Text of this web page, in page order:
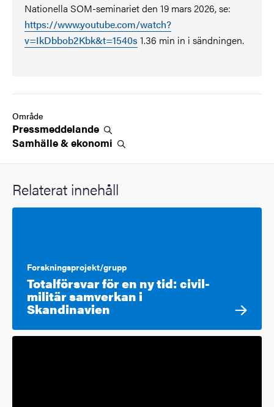
Nationella SOM-seminariet den 19 mars 2026, se:
https://www.youtube.com/watch?
v=IkDbbob2Kbk&t=1540s 1.36 min in i sändningen.
Område
Pressmeddelande
Samhälle &ekonomi
Relaterat innehåll
Forskningsprojekt/grupp
Totalförsvar för en ny tid: civil-
militär samverkan i
Skandinavien